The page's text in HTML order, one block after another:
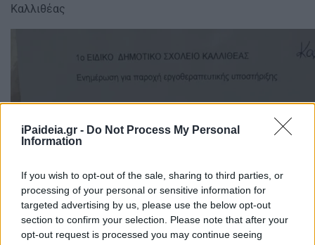
iPaideia.gr - Do Not Process My Personal
Information
If you wish to opt-out of the sale, sharing to third parties, or
processing of your personal or sensitive information for
targeted advertising by us, please use the below opt-out
section to confirm your selection. Please note that after your
opt-out request is processed you may continue seeing
Καλλιθέας